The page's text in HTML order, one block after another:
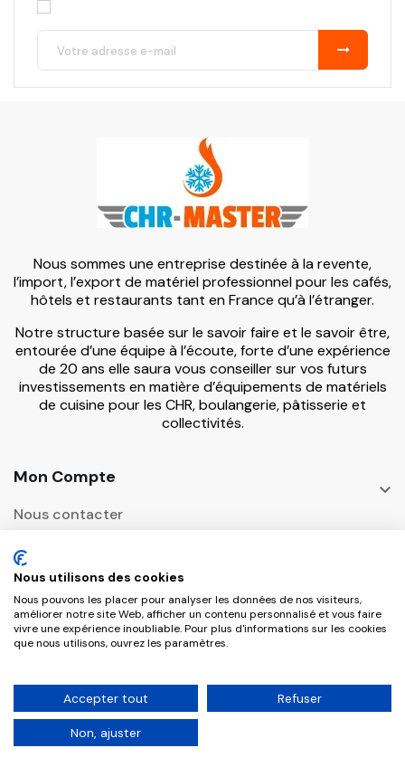
Nous sommes une entreprise destinée à la revente,
l’import, l’export de matériel professionnel pour les cafés,
hôtels et restaurants tant en France qu’à l’étranger.
Notre structure basée sur le savoir faire et le savoir être,
entourée d’une équipe à l’écoute, forte d’une expérience
de 20 ans elle saura vous conseiller sur vos futurs
investissements en matière d’équipements de matériels
de cuisine pour les CHR, boulangerie, pâtisserie et
collectivités.
Mon Compte

Nous contacter
Informations
Adresse Postale
Copyright © 2026 CHR Master Tous droits
Nous utilisons des cookies
Nous pouvons les placer pour analyser les données de nos visiteurs,
améliorer notre site Web, afficher un contenu personnalisé et vous faire
vivre une expérience inoubliable. Pour plus d'informations sur les cookies
que nous utilisons, ouvrez les paramètres.
Accepter tout Refuser
Non, ajuster